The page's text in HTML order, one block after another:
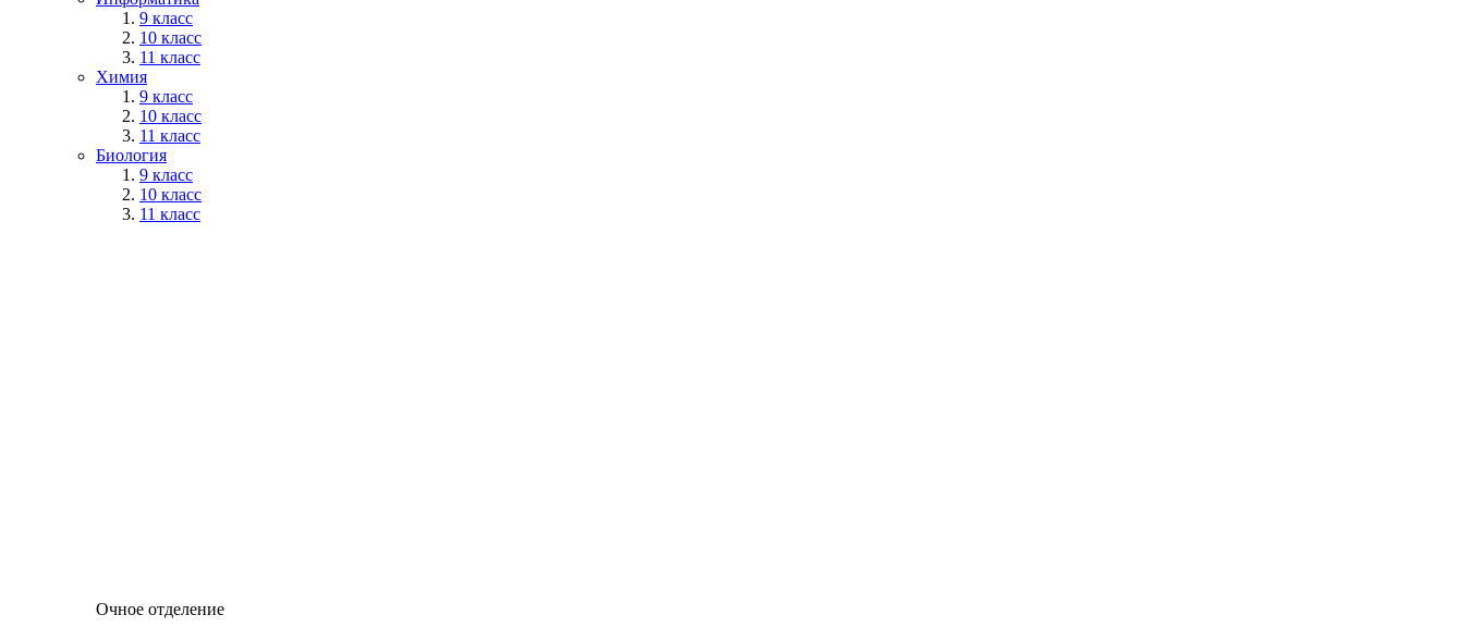
9 класс
10 класс
11 класс
Химия
9 класс
10 класс
11 класс
Биология
9 класс
10 класс
11 класс
Очное отделение